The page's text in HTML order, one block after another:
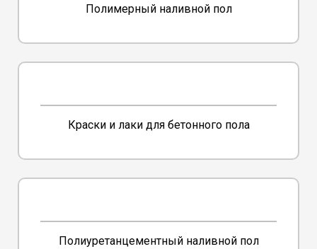
Полимерный наливной пол
Краски и лаки для бетонного пола
Полиуретанцементный наливной пол